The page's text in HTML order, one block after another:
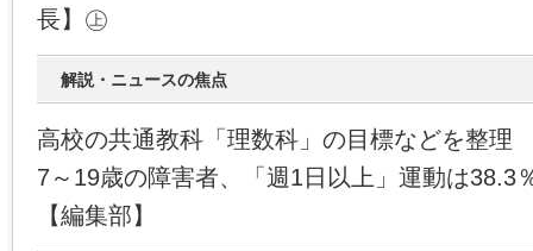
長】㊤
解説・ニュースの焦点
高校の共通教科「理数科」の目標などを整理
7～19歳の障害者、「週1日以上」運動は38.3
【編集部】